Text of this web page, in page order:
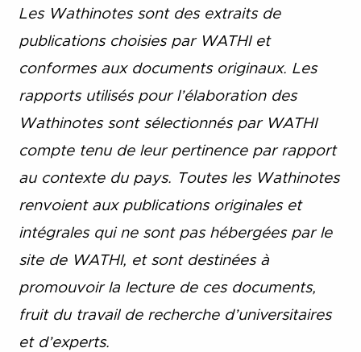
Les Wathinotes sont des extraits de
publications choisies par WATHI et
conformes aux documents originaux. Les
rapports utilisés pour l’élaboration des
Wathinotes sont sélectionnés par WATHI
compte tenu de leur pertinence par rapport
au contexte du pays. Toutes les Wathinotes
renvoient aux publications originales et
intégrales qui ne sont pas hébergées par le
site de WATHI, et sont destinées à
promouvoir la lecture de ces documents,
fruit du travail de recherche d’universitaires
et d’experts.